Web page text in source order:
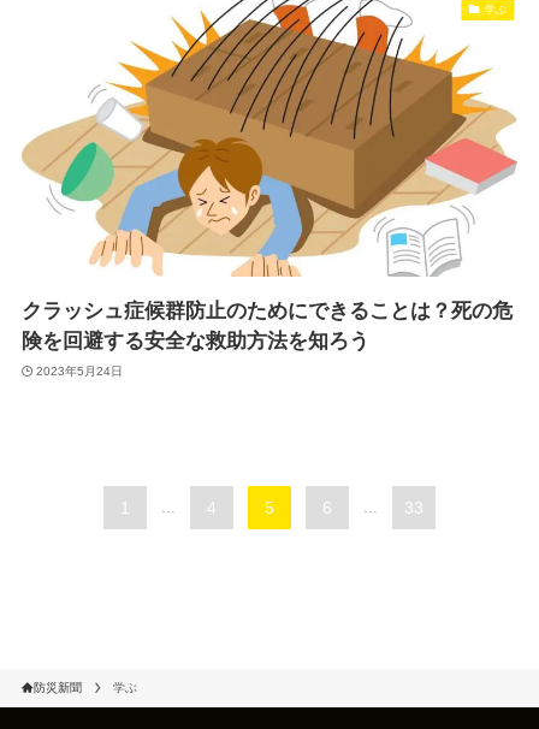
学ぶ
クラッシュ症候群防止のためにできることは？死の危
険を回避する安全な救助方法を知ろう
2023年5月24日
1 ... 4 5 6 ... 33
防災新聞 学ぶ